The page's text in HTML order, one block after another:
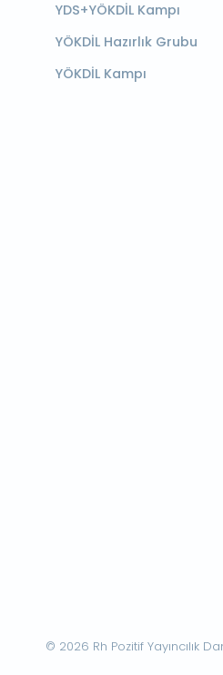
YDS+YÖKDİL Kampı
YÖKDİL Hazırlık Grubu
YÖKDİL Kampı
© 2026 Rh Pozitif Yayıncılık